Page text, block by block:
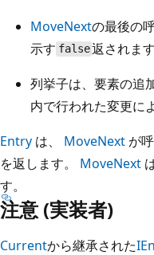
MoveNextの最後の
示す false返されます
列挙子は、要素の追
内で行われた変更に
Entry は、 MoveNext が
を返します。 MoveNext
す。
注意 (実装者)
Currentから継承された